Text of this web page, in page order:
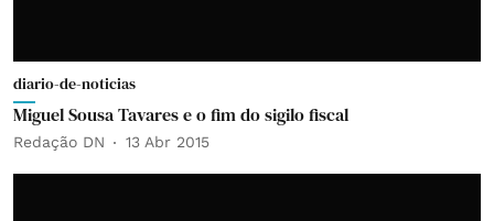
diario-de-noticias
Miguel Sousa Tavares e o fim do sigilo fiscal
Redação DN 13 Abr 2015